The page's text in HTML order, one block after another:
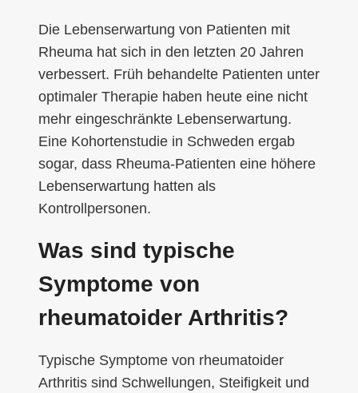
Die Lebenserwartung von Patienten mit
Rheuma hat sich in den letzten 20 Jahren
verbessert. Früh behandelte Patienten unter
optimaler Therapie haben heute eine nicht
mehr eingeschränkte Lebenserwartung.
Eine Kohortenstudie in Schweden ergab
sogar, dass Rheuma-Patienten eine höhere
Lebenserwartung hatten als
Kontrollpersonen.
Was sind typische
Symptome von
rheumatoider Arthritis?
Typische Symptome von rheumatoider
Arthritis sind Schwellungen, Steifigkeit und